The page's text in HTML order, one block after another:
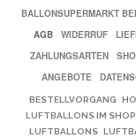
BALLONSUPERMARKT
AGB
WIDERRUF
ZAHLUNGSARTEN
ANGEBOTE
BESTELLVORGANG
LUFTBALLONS IM SHOP
LUFTBALLONS